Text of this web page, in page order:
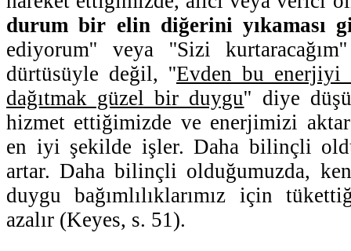
durum bir elin diğerini yıkaması
ediyorum'' veya ''Sizi
dürtüsüyle değil, ''Evden bu enerjiyi
dağıtmak güzel bir duygu'' diye
hizmet ettiğimizde ve enerjimizi
en iyi şekilde işler. Daha bilinçli
artar. Daha bilinçli olduğumuzda,
duygu bağımlılıklarımız için
azalır (Keyes, s. 51).